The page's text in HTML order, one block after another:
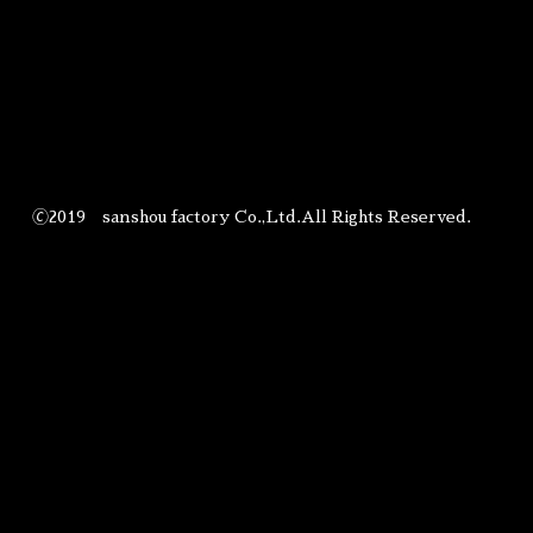
🄫2019 sanshou factory Co.,Ltd.All Rights Reserved.